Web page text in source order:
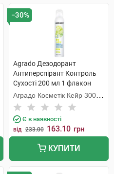
−30%
Agrado Дезодорант
Антиперспірант Контроль
Сухості 200 мл 1 флакон
Аградо Косметік Кейр 3000
С.Л.У.
Є в наявності
від 233.00 163.10 грн
КУПИТИ